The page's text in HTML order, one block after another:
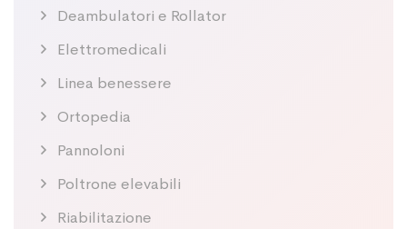
Deambulatori e Rollator
Elettromedicali
Linea benessere
Ortopedia
Pannoloni
Poltrone elevabili
Riabilitazione